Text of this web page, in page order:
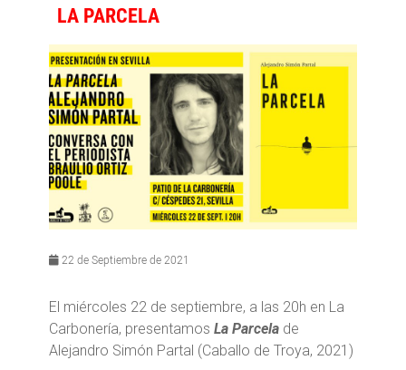
LA PARCELA
22 de Septiembre de 2021
El miércoles 22 de septiembre, a las 20h en La
Carbonería, presentamos La Parcela de
Alejandro Simón Partal (Caballo de Troya, 2021)